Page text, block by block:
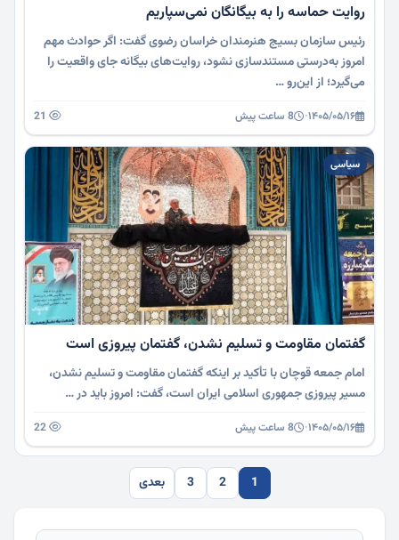
روایت حماسه را به بیگانگان نمی‌سپاریم
رئیس سازمان بسیج هنرمندان خراسان رضوی گفت: اگر حوادث مهم
امروز به‌درستی مستندسازی نشود، روایت‌های بیگانه جای واقعیت را
می‌گیرد؛ از این‌رو …
۱۴۰۵/۰۵/۱۶· 8 ساعت پیش
سیاسی
گفتمان مقاومت و تسلیم نشدن، گفتمان پیروزی است
امام جمعه قوچان با تأکید بر اینکه گفتمان مقاومت و تسلیم نشدن،
مسیر پیروزی جمهوری اسلامی ایران است، گفت: امروز باید در …
۱۴۰۵/۰۵/۱۶· 8 ساعت پیش
1
2
3 بعدی